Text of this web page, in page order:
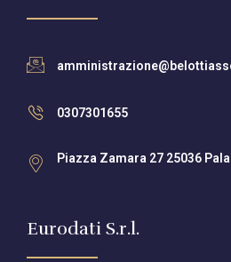
0307301655
Piazza Zamara 27 25036
Eurodati S.r.l.